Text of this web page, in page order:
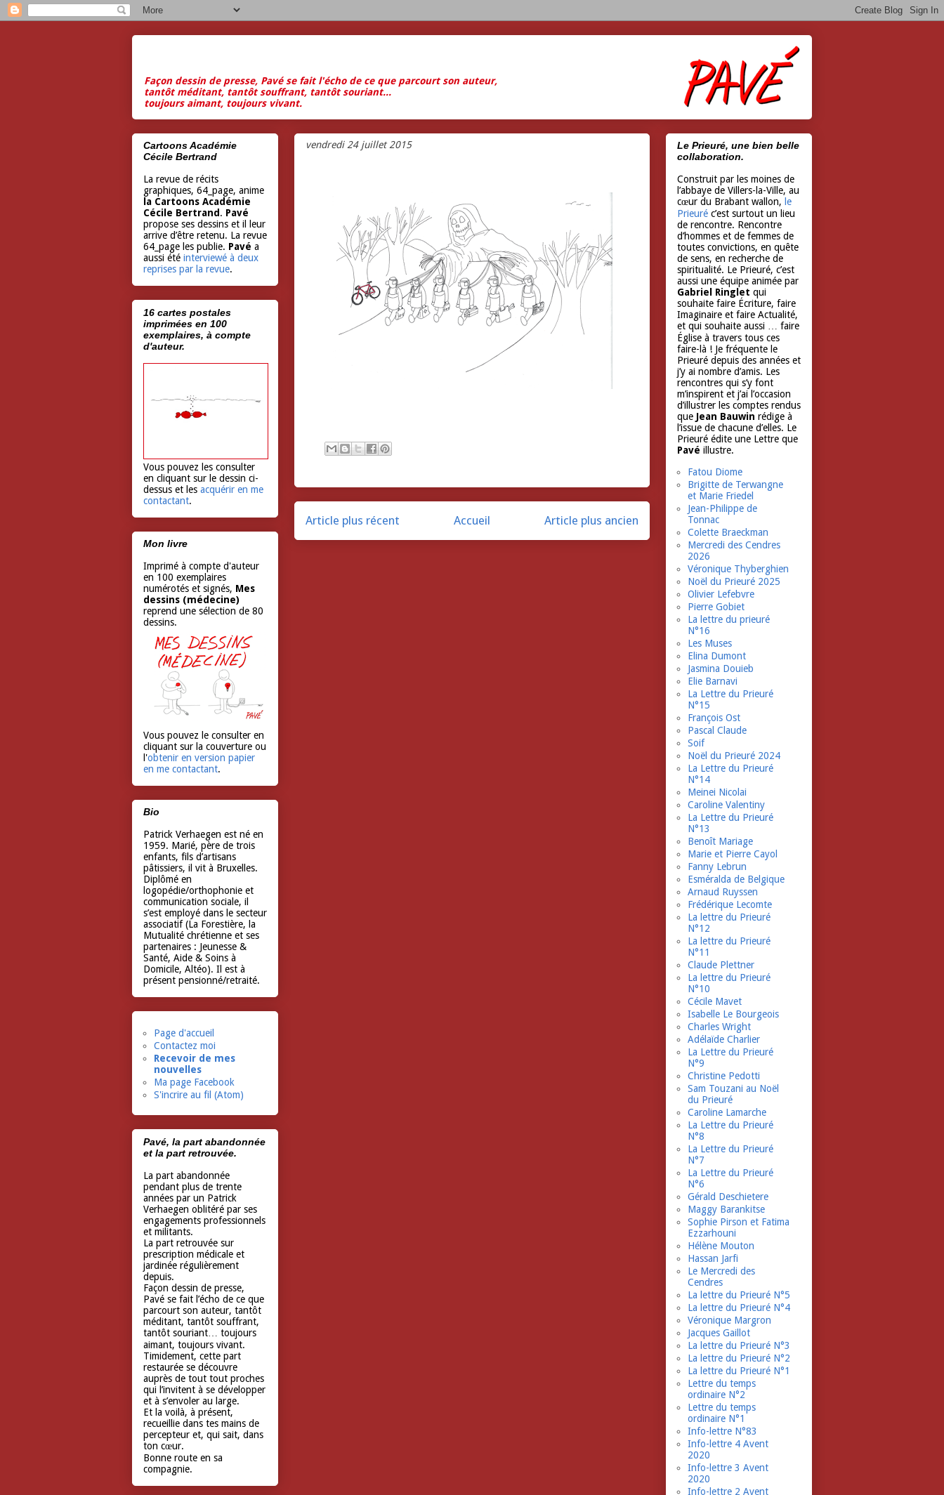
Façon dessin de presse, Pavé se fait l'écho de ce que parcourt son auteur,
tantôt méditant, tantôt souffrant, tantôt souriant...
toujours aimant, toujours vivant.
vendredi 24 juillet 2015
Article plus récent Article plus ancien
Accueil
Cartoons Académie
Cécile Bertrand
La revue de récits
graphiques, 64_page, anime
la Cartoons Académie
Cécile Bertrand. Pavé
propose ses dessins et il leur
arrive d’être retenu. La revue
64_page les publie. Pavé a
aussi été interviewé à deux
reprises par la revue.
16 cartes postales
imprimées en 100
exemplaires, à compte
d'auteur.
Vous pouvez les consulter
en cliquant sur le dessin ci-
dessus et les acquérir en me
contactant.
Mon livre
Imprimé à compte d'auteur
en 100 exemplaires
numérotés et signés, Mes
dessins (médecine)
reprend une sélection de 80
dessins.
Vous pouvez le consulter en
cliquant sur la couverture ou
l'obtenir en version papier
en me contactant.
Bio
Patrick Verhaegen est né en
1959. Marié, père de trois
enfants, fils d’artisans
pâtissiers, il vit à Bruxelles.
Diplômé en
logopédie/orthophonie et
communication sociale, il
s’est employé dans le secteur
associatif (La Forestière, la
Mutualité chrétienne et ses
partenaires : Jeunesse &
Santé, Aide & Soins à
Domicile, Altéo). Il est à
présent pensionné/retraité.
Page d'accueil
Contactez moi
Recevoir de mes
nouvelles
Ma page Facebook
S'incrire au fil (Atom)
Pavé, la part abandonnée
et la part retrouvée.
La part abandonnée
pendant plus de trente
années par un Patrick
Verhaegen oblitéré par ses
engagements professionnels
et militants.
La part retrouvée sur
prescription médicale et
jardinée régulièrement
depuis.
Façon dessin de presse,
Pavé se fait l’écho de ce que
parcourt son auteur, tantôt
méditant, tantôt souffrant,
tantôt souriant… toujours
aimant, toujours vivant.
Timidement, cette part
restaurée se découvre
auprès de tout tout proches
qui l’invitent à se développer
et à s’envoler au large.
Et la voilà, à présent,
recueillie dans tes mains de
percepteur et, qui sait, dans
ton cœur.
Bonne route en sa
compagnie.
Le Prieuré, une bien belle
collaboration.
Construit par les moines de
l’abbaye de Villers-la-Ville, au
cœur du Brabant wallon, le
Prieuré c’est surtout un lieu
de rencontre. Rencontre
d’hommes et de femmes de
toutes convictions, en quête
de sens, en recherche de
spiritualité. Le Prieuré, c’est
aussi une équipe animée par
Gabriel Ringlet qui
souhaite faire Écriture, faire
Imaginaire et faire Actualité,
et qui souhaite aussi … faire
Église à travers tous ces
faire-là ! Je fréquente le
Prieuré depuis des années et
j’y ai nombre d’amis. Les
rencontres qui s’y font
m’inspirent et j’ai l’occasion
d’illustrer les comptes rendus
que Jean Bauwin rédige à
l’issue de chacune d’elles. Le
Prieuré édite une Lettre que
Pavé illustre.
Fatou Diome
Brigitte de Terwangne
et Marie Friedel
Jean-Philippe de
Tonnac
Colette Braeckman
Mercredi des Cendres
2026
Véronique Thyberghien
Noël du Prieuré 2025
Olivier Lefebvre
Pierre Gobiet
La lettre du prieuré
N°16
Les Muses
Elina Dumont
Jasmina Douieb
Elie Barnavi
La Lettre du Prieuré
N°15
François Ost
Pascal Claude
Soif
Noël du Prieuré 2024
La Lettre du Prieuré
N°14
Meinei Nicolai
Caroline Valentiny
La Lettre du Prieuré
N°13
Benoît Mariage
Marie et Pierre Cayol
Fanny Lebrun
Esméralda de Belgique
Arnaud Ruyssen
Frédérique Lecomte
La lettre du Prieuré
N°12
La lettre du Prieuré
N°11
Claude Plettner
La lettre du Prieuré
N°10
Cécile Mavet
Isabelle Le Bourgeois
Charles Wright
Adélaïde Charlier
La Lettre du Prieuré
N°9
Christine Pedotti
Sam Touzani au Noël
du Prieuré
Caroline Lamarche
La Lettre du Prieuré
N°8
La Lettre du Prieuré
N°7
La Lettre du Prieuré
N°6
Gérald Deschietere
Maggy Barankitse
Sophie Pirson et Fatima
Ezzarhouni
Hélène Mouton
Hassan Jarfi
Le Mercredi des
Cendres
La lettre du Prieuré N°5
La lettre du Prieuré N°4
Véronique Margron
Jacques Gaillot
La lettre du Prieuré N°3
La lettre du Prieuré N°2
La lettre du Prieuré N°1
Lettre du temps
ordinaire N°2
Lettre du temps
ordinaire N°1
Info-lettre N°83
Info-lettre 4 Avent
2020
Info-lettre 3 Avent
2020
Info-lettre 2 Avent